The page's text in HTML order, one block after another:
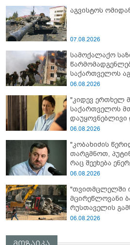
აგვისტოს
07.08.2026
სამოქალაქო
საქართველოს
წლისთავთან
06.08.2026
"კიდევ ერთხელ
საქართველოს
06.08.2026
"კობახიძის წერილი
თარგმნოთ,
რაც შეეხება
პრობლემას,
არამედ
გია ჯაფარიძე
06.08.2026
"თვითმცლელში
მცირეწლოვანი
რუსთაველის
გადაბრუნება:
06.08.2026